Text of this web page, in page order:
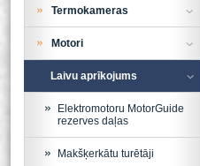
Termokameras
Motori
Laivu aprīkojums
Elektromotoru MotorGuide
rezerves daļas
Makšķerkātu turētāji